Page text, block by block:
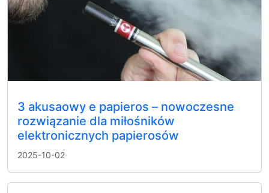
3 akusaowy e papieros – nowoczesne
rozwiązanie dla miłośników
elektronicznych papierosów
2025-10-02